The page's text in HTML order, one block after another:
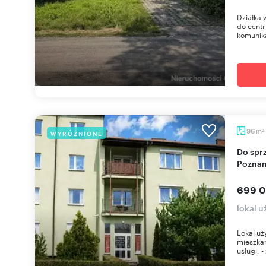
Działka
do
WYRÓŻNIONE 96 m2
Do sprzedania lokal 97 m² z wejściem od ulicy w
699
lokal
Lokal
usługi,